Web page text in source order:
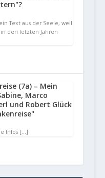
Text aus der Seele, weil
den letzten Jahren
(7a) – Mein
Marco
und Robert Glück
Infos […]